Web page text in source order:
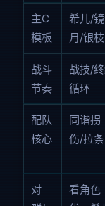
主C
模板
希儿/
月/银枝
战斗
节奏
战技/
循环
配队
核心
同谐拐
伤/拉条
对
看角色